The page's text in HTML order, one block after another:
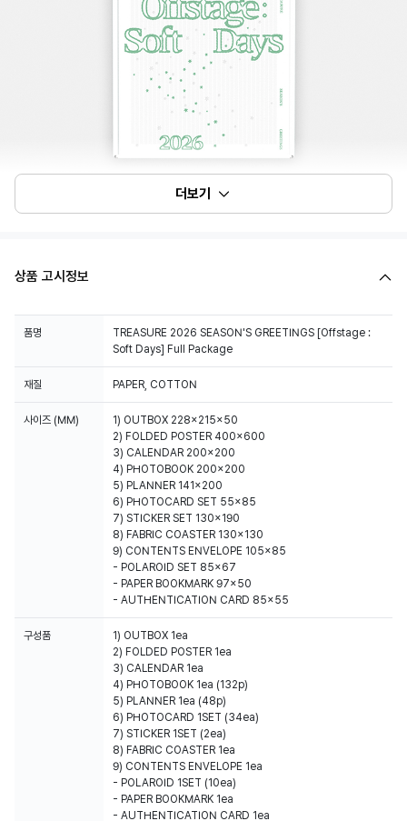
더보기
상품 고시정보
품명
TREASURE 2026 SEASON'S GREETINGS [Offstage :
Soft Days] Full Package
재질 PAPER, COTTON
사이즈 (MM)
1) OUTBOX 228x215x50
2) FOLDED POSTER 400x600
3) CALENDAR 200x200
4) PHOTOBOOK 200x200
5) PLANNER 141x200
6) PHOTOCARD SET 55x85
7) STICKER SET 130x190
8) FABRIC COASTER 130x130
9) CONTENTS ENVELOPE 105x85
- POLAROID SET 85x67
- PAPER BOOKMARK 97x50
- AUTHENTICATION CARD 85x55
구성품
1) OUTBOX 1ea
2) FOLDED POSTER 1ea
3) CALENDAR 1ea
4) PHOTOBOOK 1ea (132p)
5) PLANNER 1ea (48p)
6) PHOTOCARD 1SET (34ea)
7) STICKER 1SET (2ea)
8) FABRIC COASTER 1ea
9) CONTENTS ENVELOPE 1ea
- POLAROID 1SET (10ea)
- PAPER BOOKMARK 1ea
- AUTHENTICATION CARD 1ea